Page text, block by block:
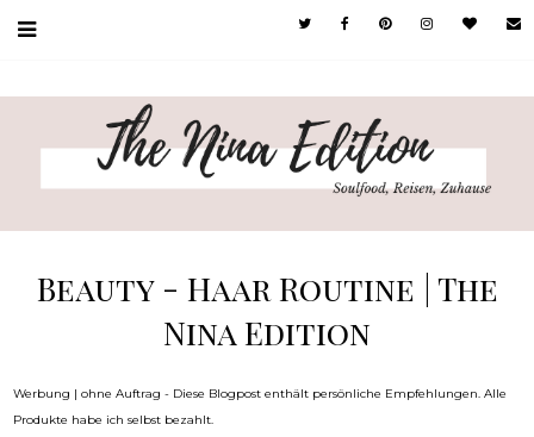
Beauty - Haar Routine | The
Nina Edition
Werbung | ohne Auftrag - Diese Blogpost enthält persönliche Empfehlungen. Alle
Produkte habe ich selbst bezahlt.